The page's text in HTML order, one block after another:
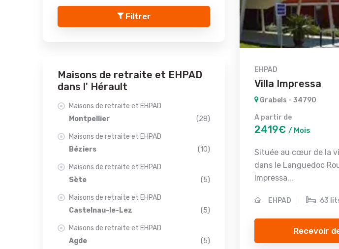
EHPAD
Villa Impressa
Grabels - 34790
A partir de
2419€ / Mois
Située au cœur de la
dans le Languedoc
Impressa...
EHPAD 63
Recevoir
Filtrer
Maisons de retraite et EHPAD
dans l' Hérault
Maisons de retraite et EHPAD
Montpellier
(28)
Maisons de retraite et EHPAD
Béziers
(10)
Maisons de retraite et EHPAD
Sète
(5)
Maisons de retraite et EHPAD
Castelnau-le-Lez
(5)
Maisons de retraite et EHPAD
Agde
(5)